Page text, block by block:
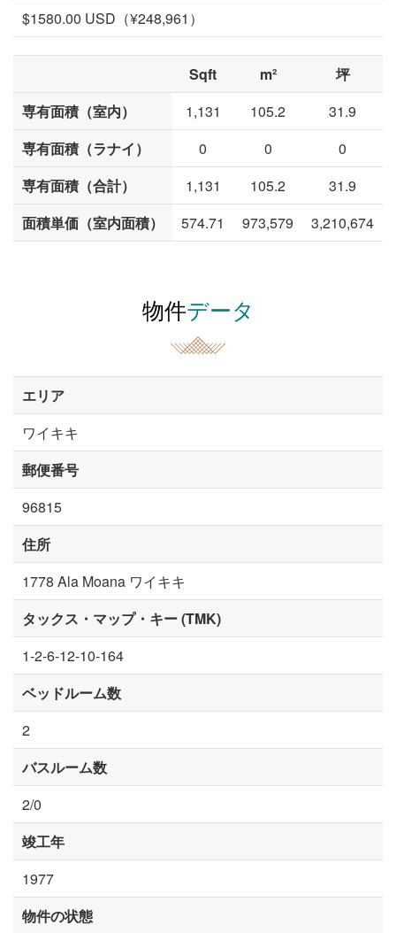
$1580.00 USD（¥248,961）
Sqft m²
坪
専有面積（室内）
1,131 105.2
31.9
専有面積（ラナイ）
0 0
0
専有面積（合計）
1,131 105.2
31.9
面積単価（室内面積）
574.71 973,579 3,210,674
物件データ
エリア
ワイキキ
郵便番号
96815
住所
1778 Ala Moana ワイキキ
タックス・マップ・キー (TMK)
1-2-6-12-10-164
ベッドルーム数
2
バスルーム数
2/0
竣工年
1977
物件の状態